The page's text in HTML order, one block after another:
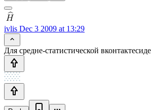
ivlis Dec 3 2009 at 13:29
Для средне-статистической